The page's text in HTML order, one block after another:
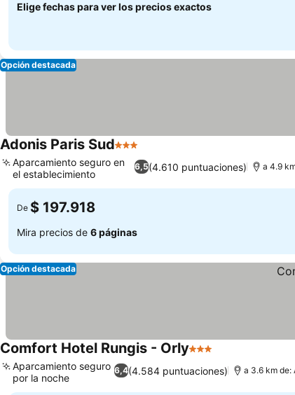
Elige fechas para ver los precios exactos
Opción destacada
Adonis Paris Sud3 Estrellas
6,5(4.610 puntuaciones)
Aparcamiento seguro en
el establecimiento
a 4.9
De $ 197.918
Mira precios de 6 páginas
Opción destacada
Comfort Hotel Rungis - Orly3 Estrellas
6,4(4.584 puntuaciones)
Aparcamiento seguro
por la noche
a 3.6 km de: